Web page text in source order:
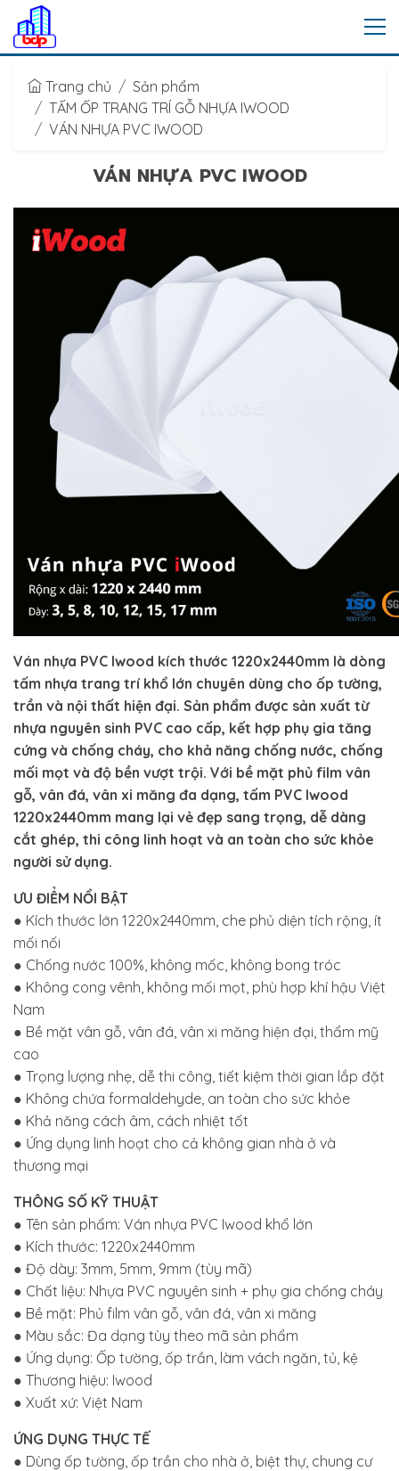
Trang chủ
Sản phẩm
TẤM ỐP TRANG TRÍ GỖ NHỰA IWOOD
VÁN NHỰA PVC IWOOD
VÁN NHỰA PVC IWOOD
Ván nhựa PVC Iwood kích thước 1220x2440mm là dòng
tấm nhựa trang trí khổ lớn chuyên dùng cho ốp tường,
trần và nội thất hiện đại. Sản phẩm được sản xuất từ
nhựa nguyên sinh PVC cao cấp, kết hợp phụ gia tăng
cứng và chống cháy, cho khả năng chống nước, chống
mối mọt và độ bền vượt trội. Với bề mặt phủ film vân
gỗ, vân đá, vân xi măng đa dạng, tấm PVC Iwood
1220x2440mm mang lại vẻ đẹp sang trọng, dễ dàng
cắt ghép, thi công linh hoạt và an toàn cho sức khỏe
người sử dụng.
ƯU ĐIỂM NỔI BẬT
● Kích thước lớn 1220x2440mm, che phủ diện tích rộng, ít
mối nối
● Chống nước 100%, không mốc, không bong tróc
● Không cong vênh, không mối mọt, phù hợp khí hậu Việt
Nam
● Bề mặt vân gỗ, vân đá, vân xi măng hiện đại, thẩm mỹ
cao
● Trọng lượng nhẹ, dễ thi công, tiết kiệm thời gian lắp đặt
● Không chứa formaldehyde, an toàn cho sức khỏe
● Khả năng cách âm, cách nhiệt tốt
● Ứng dụng linh hoạt cho cả không gian nhà ở và
thương mại
THÔNG SỐ KỸ THUẬT
● Tên sản phẩm: Ván nhựa PVC Iwood khổ lớn
● Kích thước: 1220x2440mm
● Độ dày: 3mm, 5mm, 9mm (tùy mã)
● Chất liệu: Nhựa PVC nguyên sinh + phụ gia chống cháy
● Bề mặt: Phủ film vân gỗ, vân đá, vân xi măng
● Màu sắc: Đa dạng tùy theo mã sản phẩm
● Ứng dụng: Ốp tường, ốp trần, làm vách ngăn, tủ, kệ
● Thương hiệu: Iwood
● Xuất xứ: Việt Nam
ỨNG DỤNG THỰC TẾ
● Dùng ốp tường, ốp trần cho nhà ở, biệt thự, chung cư